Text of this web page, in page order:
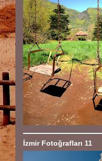
İzmir Fotoğrafları 11